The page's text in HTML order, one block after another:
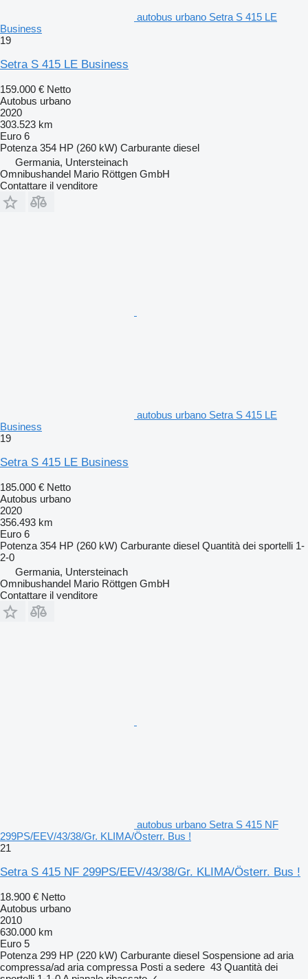
autobus urbano Setra S 415 LE
Business
19
Setra S 415 LE Business
159.000 € Netto
Autobus urbano
2020
303.523 km
Euro 6
Potenza 354 HP (260 kW) Carburante diesel
Germania, Untersteinach
Omnibushandel Mario Röttgen GmbH
Contattare il venditore
autobus urbano Setra S 415 LE
Business
19
Setra S 415 LE Business
185.000 € Netto
Autobus urbano
2020
356.493 km
Euro 6
Potenza 354 HP (260 kW) Carburante diesel Quantità dei sportelli 1-
2-0
Germania, Untersteinach
Omnibushandel Mario Röttgen GmbH
Contattare il venditore
autobus urbano Setra S 415 NF
299PS/EEV/43/38/Gr. KLIMA/Österr. Bus !
21
Setra S 415 NF 299PS/EEV/43/38/Gr. KLIMA/Österr. Bus !
18.900 € Netto
Autobus urbano
2010
630.000 km
Euro 5
Potenza 299 HP (220 kW) Carburante diesel Sospensione ad aria
compressa/ad aria compressa Posti a sedere 43 Quantità dei